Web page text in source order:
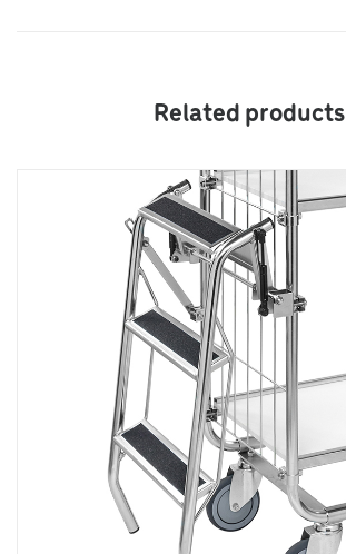
Related products